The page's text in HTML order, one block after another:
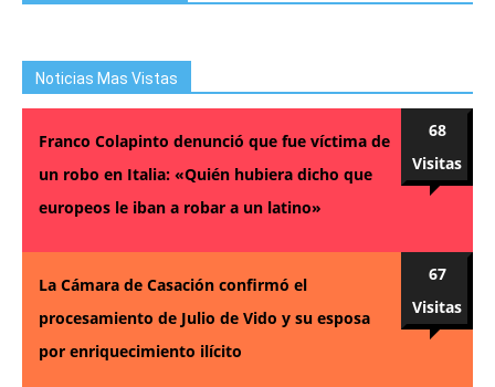
Noticias Mas Vistas
Franco Colapinto denunció que fue víctima de
un robo en Italia: «Quién hubiera dicho que
europeos le iban a robar a un latino»
68
Visitas
La Cámara de Casación confirmó el
procesamiento de Julio de Vido y su esposa
por enriquecimiento ilícito
67
Visitas